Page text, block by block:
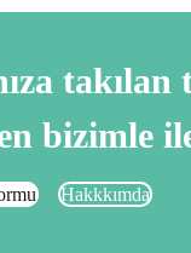
bizimle
Hakkkımda